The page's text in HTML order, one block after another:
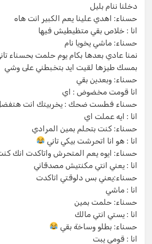
دخلنا ننام بليل
حسناء: اهدي علينا يعم الكبير انت هاه
انا : خلاص بقي متظيطيش فيها
حسناء: ماشي يخويا نام
نمنا عادي بعدها بكام يوم حلمت بحسناء
بمسك طيزها لقيت ايد بتخبطني على وشي
حسناء: وبعدين بقي
انا قومت مخضوض : اي
حسناء فطست ضحك : يخربيتك انت
انا : ايه عملت اي
حسناء: كنت بتحلم بمين المرادي
انا : هو انا اتحرشت بيكي تاني
حسناء: ايوه يعم المتحرش واتاكدت انك
انا : يعني انتي مكنتيش مصدقاني
حسناء:يعني بس دلوقتي اتاكدت
انا : ماشي
حسناء: حلمت بمين
انا : يستي انتي مالك
حسناء: بطلو وساخة بقي
انا : قومي يبت